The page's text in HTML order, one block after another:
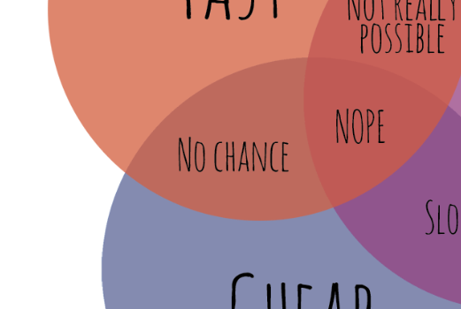
Tài khoản đã được Mona Media
cung cấp cho quý khách qua hệ
thống SMS tự động. Nếu cần hỗ trợ thêm xin vui lòng gọi
1900